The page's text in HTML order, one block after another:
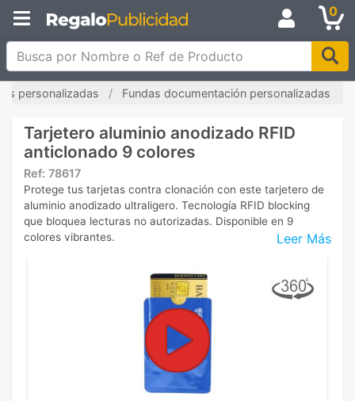
0
Busca por Nombre o Ref de Producto
personalizadas Fundas documentación personalizadas
Tarjetero aluminio anodizado RFID
anticlonado 9 colores
Ref: 78617
Leer Más
Protege tus tarjetas contra clonación con este tarjetero de
aluminio anodizado ultraligero. Tecnología RFID blocking
que bloquea lecturas no autorizadas. Disponible en 9
colores vibrantes.